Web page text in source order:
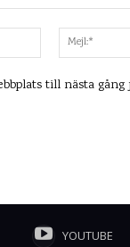
Namn:*
till nästa
YOUTUBE